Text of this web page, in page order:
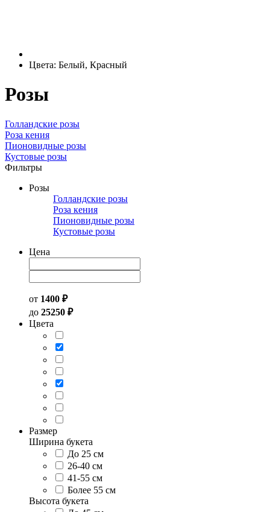
Цвета: Белый, Красный
Розы
Голландские розы
Роза кения
Пионовидные розы
Кустовые розы
Фильтры
Розы
Голландские розы
Роза кения
Пионовидные розы
Кустовые розы
Цена
от 1400 ₽
до 25250 ₽
Цвета
Размер
Ширина букета
До 25 см
26-40 см
41-55 см
Более 55 см
Высота букета